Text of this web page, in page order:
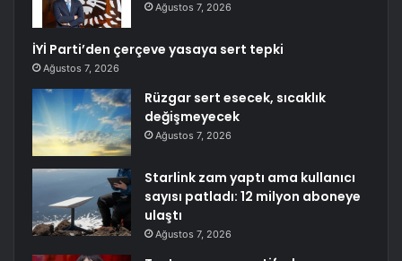
Ağustos 7, 2026
İYİ Parti’den çerçeve yasaya sert tepki
Ağustos 7, 2026
Rüzgar sert esecek, sıcaklık
değişmeyecek
Ağustos 7, 2026
Starlink zam yaptı ama kullanıcı
sayısı patladı: 12 milyon aboneye
ulaştı
Ağustos 7, 2026